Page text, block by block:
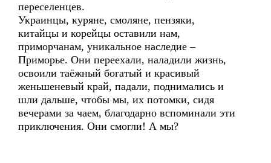
переселенцев.
Украинцы, куряне, смоляне, пензяки,
китайцы и корейцы оставили нам,
приморчанам, уникальное наследие –
Приморье. Они переехали, наладили жизнь,
освоили таёжный богатый и красивый
женьшеневый край, падали, поднимались и
шли дальше, чтобы мы, их потомки, сидя
вечерами за чаем, благодарно вспоминали эти
приключения. Они смогли! А мы?